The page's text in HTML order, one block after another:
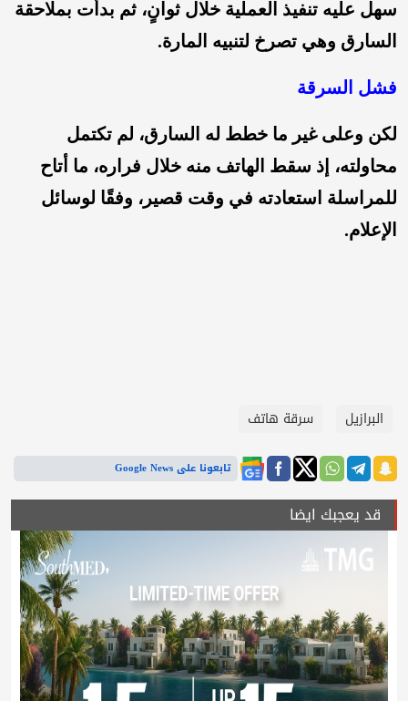
سهل عليه تنفيذ العملية خلال ثوانٍ، ثم بدأت بملاحقة
السارق وهي تصرخ لتنبيه المارة.
فشل السرقة
لكن وعلى غير ما خطط له السارق، لم تكتمل
محاولته، إذ سقط الهاتف منه خلال فراره، ما أتاح
للمراسلة استعادته في وقت قصير، وفقًا لوسائل
الإعلام.
البرازيل سرقة هاتف
تابعونا على Google News
قد يعجبك ايضا